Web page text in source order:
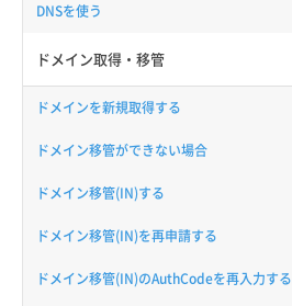
DNSを使う
ドメイン取得・移管
ドメインを新規取得する
ドメイン移管ができない場合
ドメイン移管(IN)する
ドメイン移管(IN)を再申請する
ドメイン移管(IN)のAuthCodeを再入力する